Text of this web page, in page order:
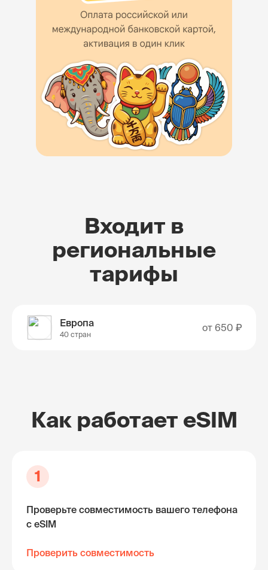
Входит в
региональные
тарифы
Европа
40 стран
от 650 ₽
Как работает eSIM
1
Проверьте совместимость вашего телефона
с eSIM
Проверить совместимость